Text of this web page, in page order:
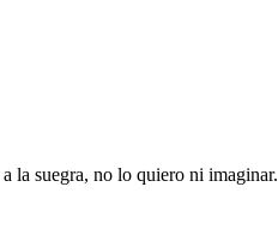
la suegra, no lo quiero ni imaginar.